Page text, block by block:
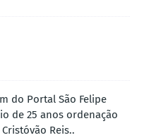
do Portal São Felipe
de 25 anos ordenação
Reis..